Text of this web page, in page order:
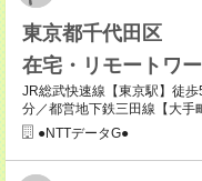
東京都千代田区
在宅・リモートワ
JR総武快速線【東京駅】徒
分／都営地下鉄三田線【大手
●NTTデータG●